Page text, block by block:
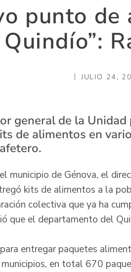
punto
JULIO 24,
general de la
de alimentos en
municipio de Génova, el
kits de alimentos a la
colectiva que ya ha
que el departamento del
entregar paquetes
en total 670